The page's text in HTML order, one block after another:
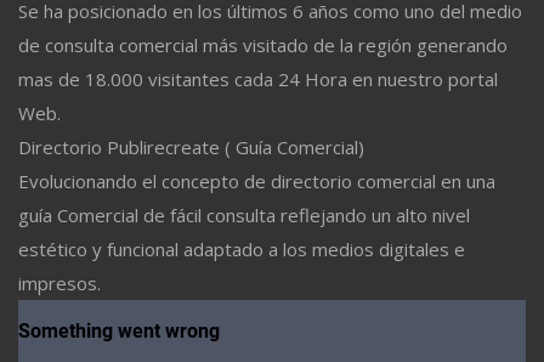
Se ha posicionado en los últimos 6 años como uno del medio
de consulta comercial más visitado de la región generando
mas de 18.000 visitantes cada 24 Hora en nuestro portal
Web.
Directorio Publirecreate ( Guía Comercial)
Evolucionando el concepto de directorio comercial en una
guía Comercial de fácil consulta reflejando un alto nivel
estético y funcional adaptado a los medios digitales e
impresos.